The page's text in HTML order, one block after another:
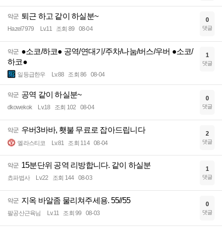
악군 퇴근 하고 같이 하실분~
Hazel7979 Lv.11 조회 89 08-04
0
댓글
악군 ●소코/하코● 공역/연대기/주차/나눔/버스/우버 ●소코/
하코●
일등급한우 Lv.88 조회 86 08-04
1
댓글
악군 공역 같이 하실분~
dkowekok Lv.18 조회 102 08-04
0
댓글
악군 우버3바바, 횃불 무료로 잡아드립니다
엘라스티코 Lv.81 조회 114 08-04
2
댓글
악군 15분단위 공역 리방합니다. 같이 하실분
쵸파법사 Lv.22 조회 144 08-03
1
댓글
악군 지옥 바알좀 물리쳐주세용. 55//55
팔공산근육님 Lv.11 조회 99 08-03
0
댓글